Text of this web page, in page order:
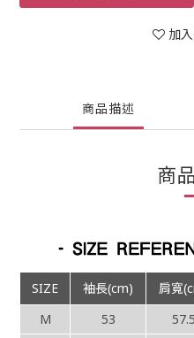
加
商品描述
商
SIZE 袖長(cm) 肩寬
M
53 57.5